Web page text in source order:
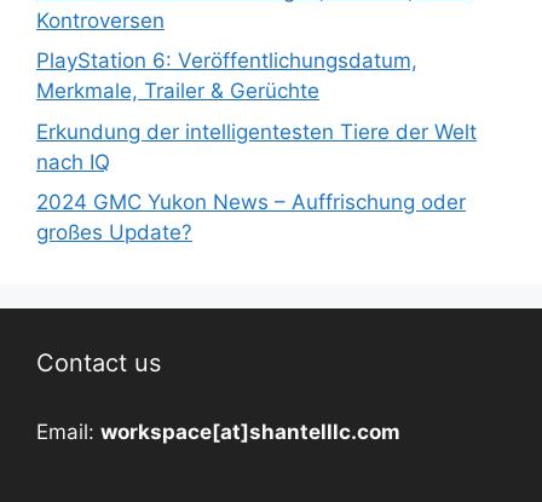
Kontroversen
PlayStation 6: Veröffentlichungsdatum,
Merkmale, Trailer & Gerüchte
Erkundung der intelligentesten Tiere der Welt
nach IQ
2024 GMC Yukon News – Auffrischung oder
großes Update?
Contact us
Email: workspace[at]shantelllc.com